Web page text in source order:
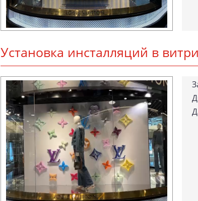
Ус­та­нов­ка инс­тал­ля­ций в